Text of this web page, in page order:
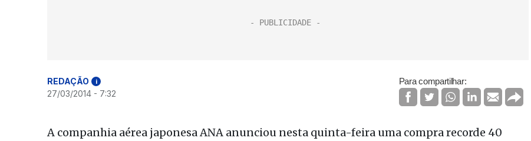
REDAÇÃO i
27/03/2014 - 7:32
Para compartilhar:
A companhia aérea japonesa ANA anunciou nesta quinta-feira uma compra recorde 40